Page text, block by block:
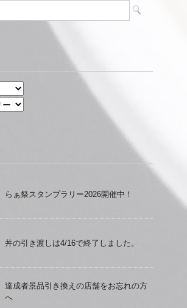
らぁ祭スタンプラリー2026開催中！
丼の引き渡しは4/16で終了しました。
達成者景品引き換えの店舗をお忘れの方
へ